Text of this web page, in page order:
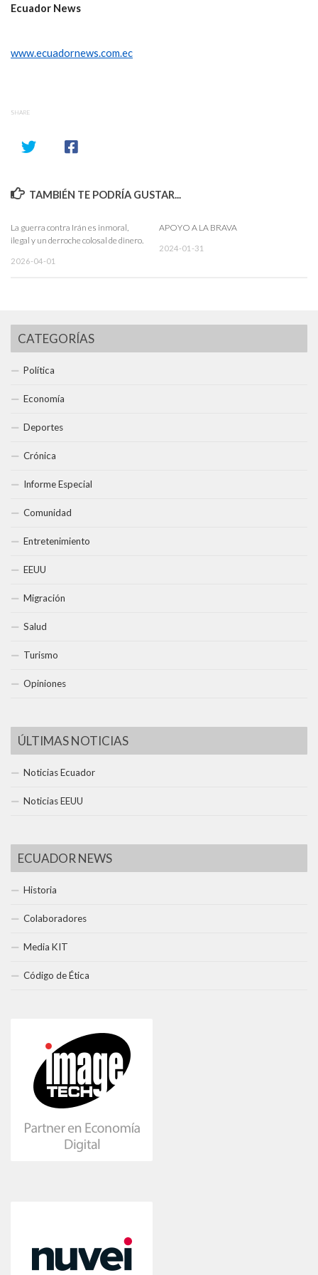
Ecuador News
www.ecuadornews.com.ec
SHARE
TAMBIÉN TE PODRÍA GUSTAR...
La guerra contra Irán es inmoral,
ilegal y un derroche colosal de dinero.
2026-04-01
APOYO A LA BRAVA
2024-01-31
CATEGORÍAS
Política
Economía
Deportes
Crónica
Informe Especial
Comunidad
Entretenimiento
EEUU
Migración
Salud
Turismo
Opiniones
ÚLTIMAS NOTICIAS
Noticias Ecuador
Noticias EEUU
ECUADOR NEWS
Historia
Colaboradores
Media KIT
Código de Ética